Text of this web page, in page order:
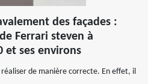
des façades :
Ferrari steven à
et ses environs
réaliser de manière correcte. En effet, il